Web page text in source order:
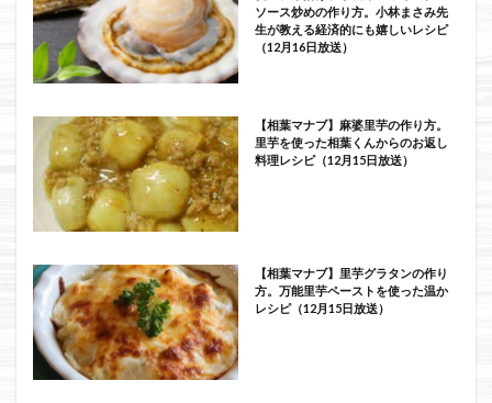
ソース炒めの作り方。小林まさみ先
生が教える経済的にも嬉しいレシピ
（12月16日放送）
【相葉マナブ】麻婆里芋の作り方。
里芋を使った相葉くんからのお返し
料理レシピ（12月15日放送）
【相葉マナブ】里芋グラタンの作り
方。万能里芋ペーストを使った温か
レシピ（12月15日放送）